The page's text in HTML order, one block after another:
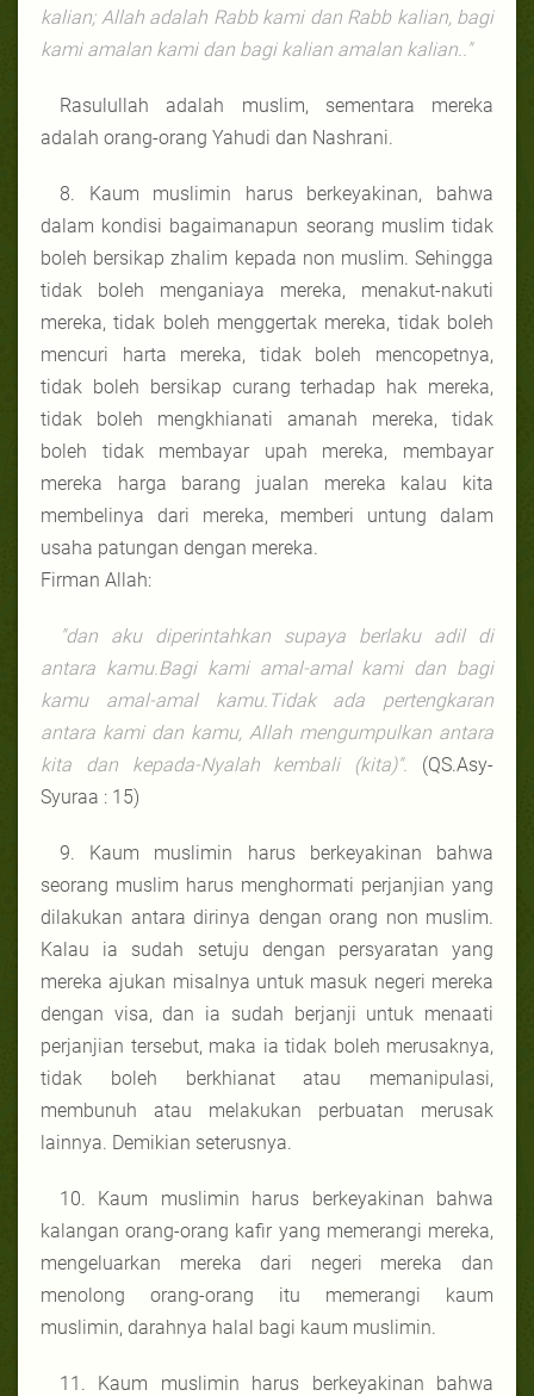
kalian; Allah adalah Rabb kami dan Rabb kalian, bagi
kami amalan kami dan bagi kalian amalan kalian.."
Rasulullah adalah muslim, sementara mereka
adalah orang-orang Yahudi dan Nashrani.
8. Kaum muslimin harus berkeyakinan, bahwa
dalam kondisi bagaimanapun seorang muslim tidak
boleh bersikap zhalim kepada non muslim. Sehingga
tidak boleh menganiaya mereka, menakut-nakuti
mereka, tidak boleh menggertak mereka, tidak boleh
mencuri harta mereka, tidak boleh mencopetnya,
tidak boleh bersikap curang terhadap hak mereka,
tidak boleh mengkhianati amanah mereka, tidak
boleh tidak membayar upah mereka, membayar
mereka harga barang jualan mereka kalau kita
membelinya dari mereka, memberi untung dalam
usaha patungan dengan mereka.
Firman Allah:
"dan aku diperintahkan supaya berlaku adil di
antara kamu.Bagi kami amal-amal kami dan bagi
kamu amal-amal kamu.Tidak ada pertengkaran
antara kami dan kamu, Allah mengumpulkan antara
kita dan kepada-Nyalah kembali (kita)".
(QS.Asy-
Syuraa : 15)
9. Kaum muslimin harus berkeyakinan bahwa
seorang muslim harus menghormati perjanjian yang
dilakukan antara dirinya dengan orang non muslim.
Kalau ia sudah setuju dengan persyaratan yang
mereka ajukan misalnya untuk masuk negeri mereka
dengan visa, dan ia sudah berjanji untuk menaati
perjanjian tersebut, maka ia tidak boleh merusaknya,
tidak boleh berkhianat atau memanipulasi,
membunuh atau melakukan perbuatan merusak
lainnya. Demikian seterusnya.
10. Kaum muslimin harus berkeyakinan bahwa
kalangan orang-orang kafir yang memerangi mereka,
mengeluarkan mereka dari negeri mereka dan
menolong orang-orang itu memerangi kaum
muslimin, darahnya halal bagi kaum muslimin.
11. Kaum muslimin harus berkeyakinan bahwa